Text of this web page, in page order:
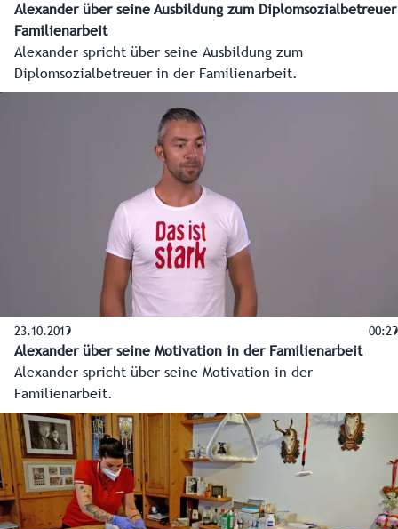
Alexander über seine Ausbildung zum Diplomsozialbetreuer
Familienarbeit
Alexander spricht über seine Ausbildung zum
Diplomsozialbetreuer in der Familienarbeit.
23.10.2019 00:29
Alexander über seine Motivation in der Familienarbeit
Alexander spricht über seine Motivation in der
Familienarbeit.